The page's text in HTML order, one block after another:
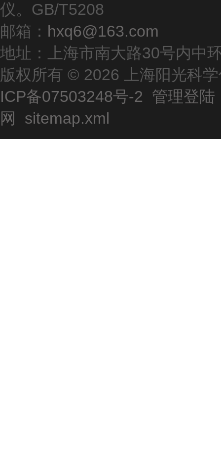
仪。GB/T5208
邮箱： hxq6@163.com
地址：上海市南大路30号内中
版权所有 © 2026 上海阳光科
ICP备07503248号-2 管理登陆
网
sitemap.xml